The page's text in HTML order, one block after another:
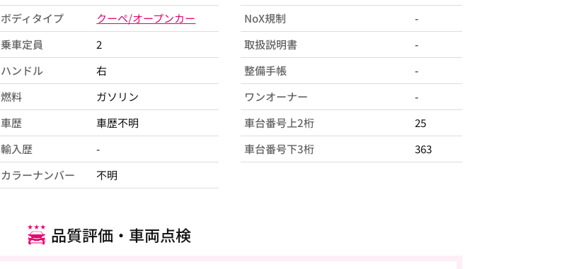
ボディタイプ
クーペ/オープンカー
乗車定員
2
ハンドル
右
燃料
ガソリン
車歴
車歴不明
輸入歴
-
カラーナンバー
不明
NoX規制
-
取扱説明書
-
整備手帳
-
ワンオーナー
-
車台番号上2桁
25
車台番号下3桁
363
品質評価・車両点検